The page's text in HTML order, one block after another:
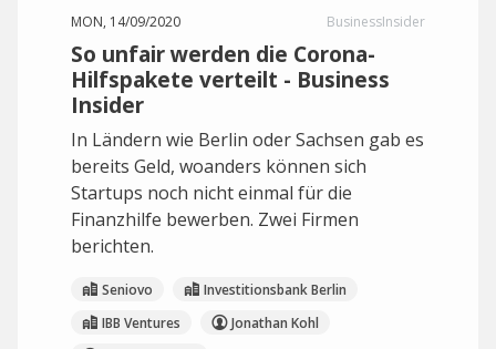
MON, 14/09/2020 BusinessInsider
So unfair werden die Corona-
Hilfspakete verteilt - Business
Insider
In Ländern wie Berlin oder Sachsen gab es
bereits Geld, woanders können sich
Startups noch nicht einmal für die
Finanzhilfe bewerben. Zwei Firmen
berichten.
Seniovo
Investitionsbank Berlin
IBB Ventures
Jonathan Kohl